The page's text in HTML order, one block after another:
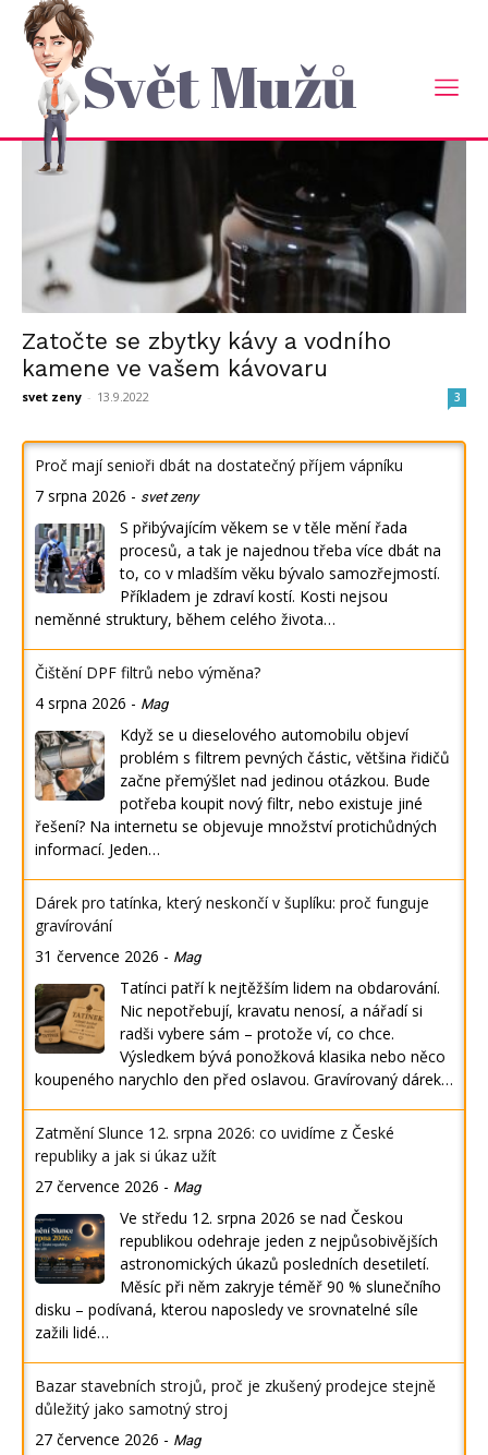
Svět Mužů
Domů Tagy
štítek: kávovar
Zatočte se zbytky kávy a vodního
kamene ve vašem kávovaru
svet zeny - 13.9.2022 3
Proč mají senioři dbát na dostatečný příjem vápníku
7 srpna 2026 - svet zeny
S přibývajícím věkem se v těle mění řada
procesů, a tak je najednou třeba více dbát na
to, co v mladším věku bývalo samozřejmostí.
Příkladem je zdraví kostí. Kosti nejsou
neměnné struktury, během celého života…
Čištění DPF filtrů nebo výměna?
4 srpna 2026 - Mag
Když se u dieselového automobilu objeví
problém s filtrem pevných částic, většina řidičů
začne přemýšlet nad jedinou otázkou. Bude
potřeba koupit nový filtr, nebo existuje jiné
řešení? Na internetu se objevuje množství protichůdných
informací. Jeden…
Dárek pro tatínka, který neskončí v šuplíku: proč funguje
gravírování
31 července 2026 - Mag
Tatínci patří k nejtěžším lidem na obdarování.
Nic nepotřebují, kravatu nenosí, a nářadí si
radši vybere sám – protože ví, co chce.
Výsledkem bývá ponožková klasika nebo něco
koupeného narychlo den před oslavou. Gravírovaný dárek…
Zatmění Slunce 12. srpna 2026: co uvidíme z České
republiky a jak si úkaz užít
27 července 2026 - Mag
Ve středu 12. srpna 2026 se nad Českou
republikou odehraje jeden z nejpůsobivějších
astronomických úkazů posledních desetiletí.
Měsíc při něm zakryje téměř 90 % slunečního
disku – podívaná, kterou naposledy ve srovnatelné síle
zažili lidé…
Bazar stavebních strojů, proč je zkušený prodejce stejně
důležitý jako samotný stroj
27 července 2026 - Mag